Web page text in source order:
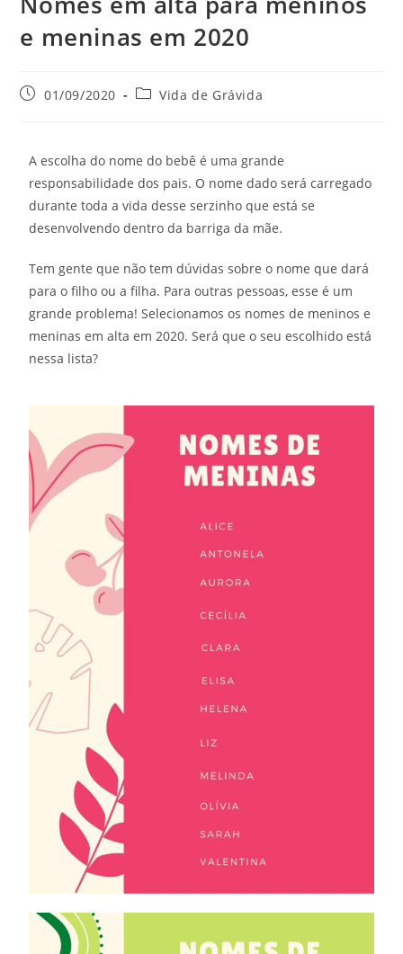
e meninas em 2020
01/09/2020 Vida de Grávida
A escolha do nome do bebê é uma grande
responsabilidade dos pais. O nome dado será carregado
durante toda a vida desse serzinho que está se
desenvolvendo dentro da barriga da mãe.
Tem gente que não tem dúvidas sobre o nome que dará
para o filho ou a filha. Para outras pessoas, esse é um
grande problema! Selecionamos os nomes de meninos e
meninas em alta em 2020. Será que o seu escolhido está
nessa lista?